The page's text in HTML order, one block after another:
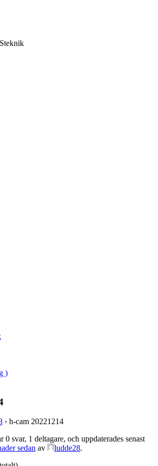
)
› h-cam 20221214
0 svar, 1 deltagare, och uppdaterades senast
sedan av ludde28.